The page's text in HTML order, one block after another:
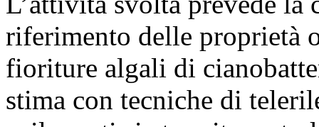
riferimento delle proprietà
fioriture algali di
stima con tecniche di